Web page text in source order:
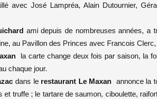
avec José Lampréa, Alain Dutournier,
ami depuis de nombreuses années, a
au Pavillon des Princes avec Francois
la carte change deux fois par saison, la
chaque jour.
dans le restaurant Le Maxan annonce la
et truffe ; le tartare de saumon, ciboulette,